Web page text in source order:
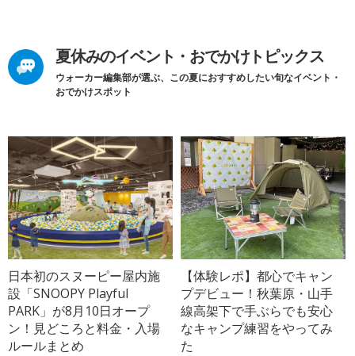
夏休みのイベント・おでかけトピックス
ウォーカー編集部が選ぶ、この夏におすすめしたい旬なイベント・
おでかけスポット
日本初のスヌーピー屋内施
設「SNOOPY Playful
PARK」が8月10日オープ
ン！見どころと料金・入場
ルールまとめ
【体験レポ】都心でキャン
プデビュー！秋葉原・山手
線高架下で手ぶらでも安心
なキャンプ練習をやってみ
た